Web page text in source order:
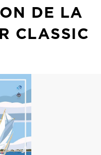
DE LA
CLASSIC